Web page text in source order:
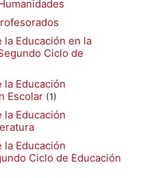
Educación en la
Ciclo de
la Educación
Escolar (1)
la Educación
la Educación
Ciclo de Educación